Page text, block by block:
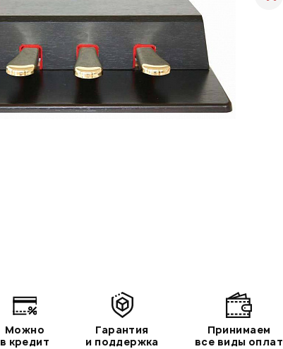
Можно
в кредит
Гарантия
и поддержка
Принимаем
все виды оплат